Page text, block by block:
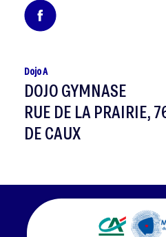
Dojo A
DOJO GYMNASE
RUE DE LA PRAIRIE,
DE CAUX